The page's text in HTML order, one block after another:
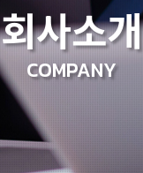
회사소개
COMPANY